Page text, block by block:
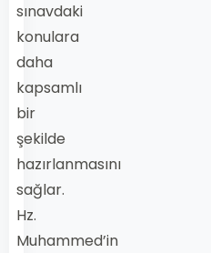
sınavdaki
konulara
daha
kapsamlı
bir
şekilde
hazırlanmasını
sağlar.
Hz.
Muhammed’in